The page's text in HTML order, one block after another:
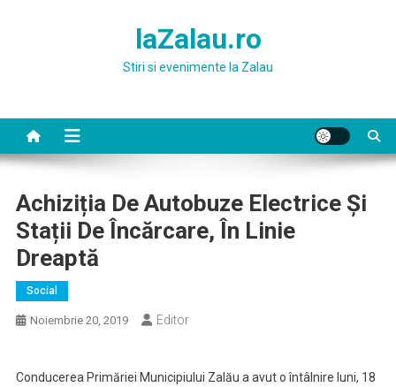
laZalau.ro
Stiri si evenimente la Zalau
Achiziția De Autobuze Electrice Și
Stații De Încărcare, În Linie
Dreaptă
Social
Noiembrie 20, 2019 Editor
Conducerea Primăriei Municipiului Zalău a avut o întâlnire luni, 18